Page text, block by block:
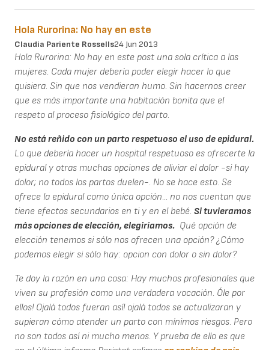
Hola Rurorina: No hay en este
Claudia Pariente Rossells24 Jun 2013
Hola Rurorina: No hay en este post una sola crítica a las
mujeres. Cada mujer debería poder elegir hacer lo que
quisiera. Sin que nos vendieran humo. Sin hacernos creer
que es más importante una habitación bonita que el
respeto al proceso fisiológico del parto.
No está reñido con un parto respetuoso el uso de epidural.
Lo que debería hacer un hospital respetuoso es ofrecerte la
epidural y otras muchas opciones de aliviar el dolor -si hay
dolor; no todos los partos duelen-. No se hace esto. Se
ofrece la epidural como única opción... no nos cuentan que
tiene efectos secundarios en ti y en el bebé. Si tuvieramos
más opciones de elección, elegiríamos. Qué opción de
elección tenemos si sólo nos ofrecen una opción? ¿Cómo
podemos elegir si sólo hay: opcion con dolor o sin dolor?
Te doy la razón en una cosa: Hay muchos profesionales que
viven su profesión como una verdadera vocación. Óle por
ellos! Ojalá todos fueran así! ojalá todos se actualizaran y
supieran cómo atender un parto con mínimos riesgos. Pero
no son todos así ni mucho menos. Y prueba de ello es que